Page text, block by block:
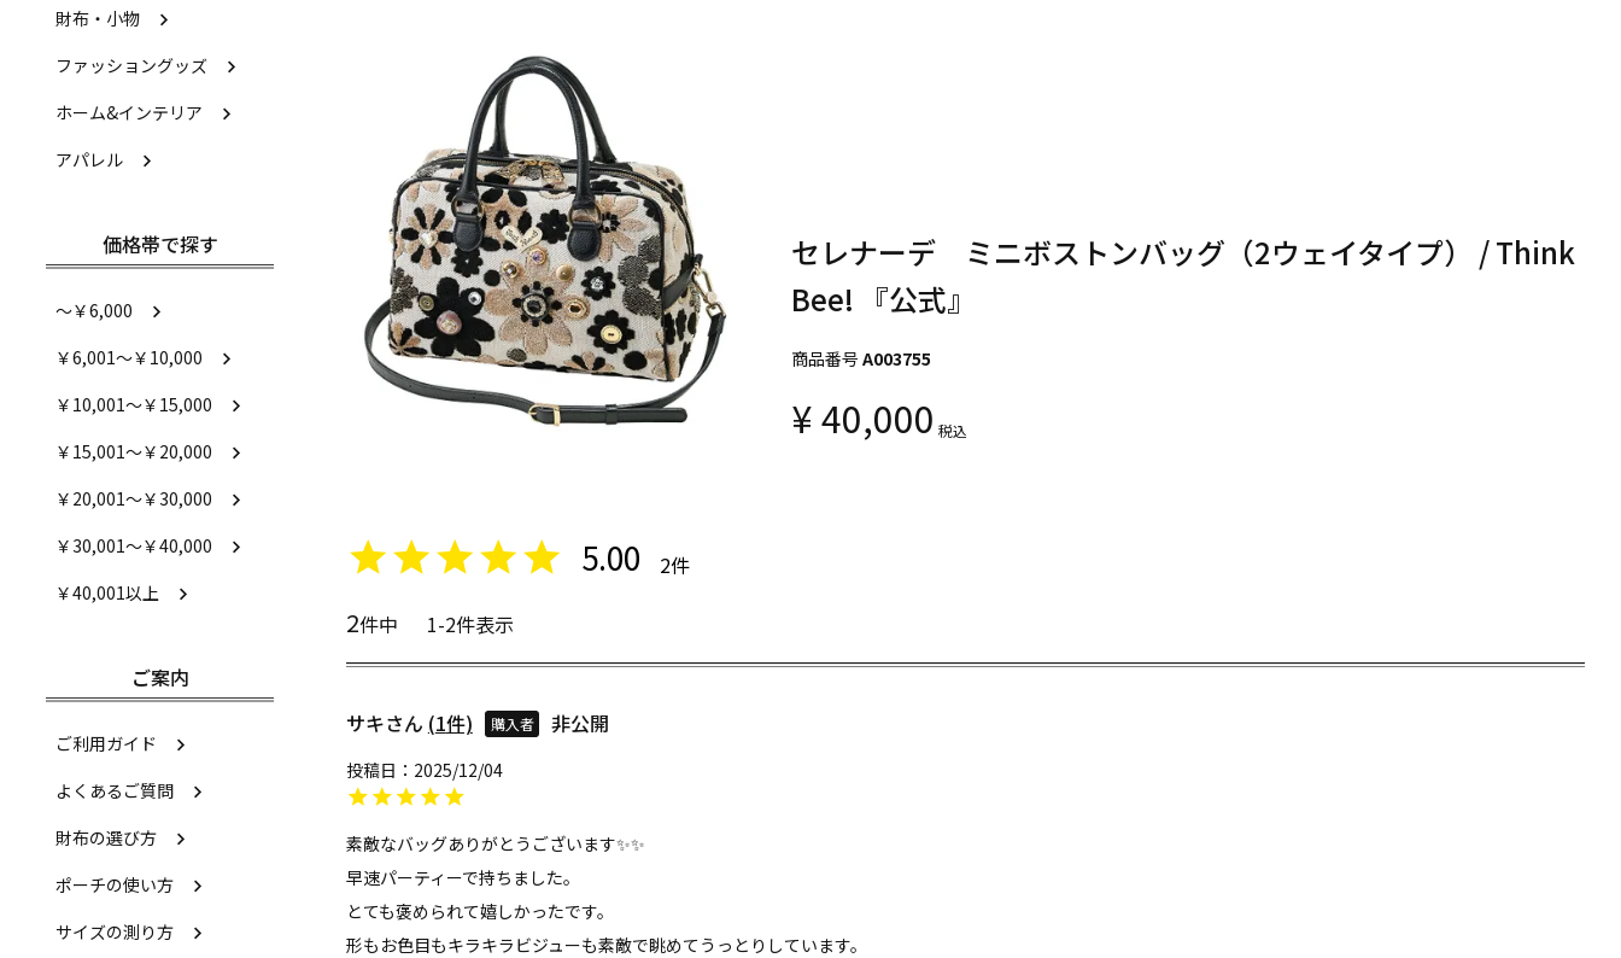
セレナーデ ミニボストンバッグ（2ウェイタイプ） / Think
Bee! 『公式』
商品番号 A003755
¥40,000 税込
5.00 2
2件中 1-2件表示
サキ 1 購入者 非公開
投稿日 2025/12/04
素敵なバッグありがとうございます✨✨
早速パーティーで持ちました。
とても褒められて嬉しかったです。
形もお色目もキラキラビジューも素敵で眺めてうっとりしています。
財布・小物
ファッショングッズ
ホーム&インテリア
アパレル
価格帯で探す
～￥6,000
￥6,001～￥10,000
￥10,001～￥15,000
￥15,001～￥20,000
￥20,001～￥30,000
￥30,001～￥40,000
￥40,001以上
ご案内
ご利用ガイド
よくあるご質問
財布の選び方
ポーチの使い方
サイズの測り方